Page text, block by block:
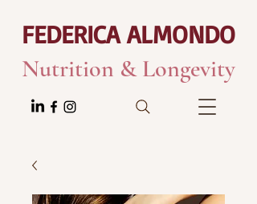
FEDERICA ALMONDO
Nutrition & Longevity